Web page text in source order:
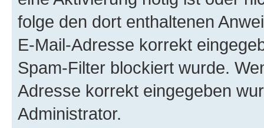
folge den dort enthaltenen
E-Mail-Adresse korrekt
Spam-Filter blockiert wurde.
Adresse korrekt eingegeben
Administrator.